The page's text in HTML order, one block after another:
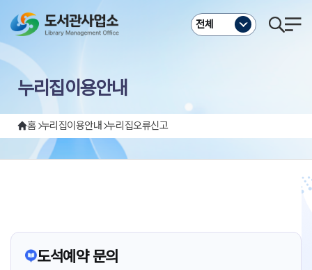
전체
누리집이용안내
홈 누리집이용안내 누리집오류신고
도석예약 문의